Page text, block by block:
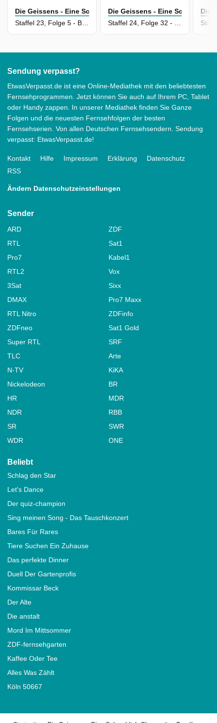
Die Geissens - Eine Schrecklich Glamouröse Familie
Die Geissens - Eine Schrecklich
Die
Sendung verpasst?
EtwasVerpasst.de ist eine Online-Mediathek mit den beliebtesten
Fernsehprogrammen. Jetzt können Sie auch auf Ihrem PC, Tablet
oder Handy zappen. In unserer Mediathek finden Sie Ganze
Folgen und die neuesten Fernsehfolgen der besten
Fernsehserien. Von allen Deutschen Fernsehsendern. Sendung
verpasst: EtwasVerpasst.de!
Kontakt Hilfe Impressum Erklärung
Datenschutz
RSS
Ändern Datenschutzeinstellungen
Sender
ARD
ZDF
RTL
Sat1
Pro7
Kabel1
RTL2
Vox
3Sat
Sixx
DMAX
Pro7 Maxx
RTL Nitro
ZDFinfo
ZDFneo
Sat1 Gold
Super RTL
SRF
TLC
Arte
N-TV
KiKA
Nickelodeon
BR
HR
MDR
NDR
RBB
SR
SWR
WDR
ONE
Beliebt
Schlag den Star
Let's Dance
Der quiz-champion
Sing meinen Song - Das Tauschkonzert
Bares Für Rares
Tiere Suchen Ein Zuhause
Das perfekte Dinner
Duell Der Gartenprofis
Kommissar Beck
Der Alte
Die anstalt
Mord Im Mittsommer
ZDF-fernsehgarten
Kaffee Oder Tee
Alles Was Zählt
Köln 50667